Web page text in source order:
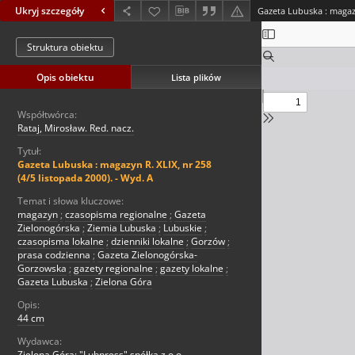
Ukryj szczegóły
Struktura obiektu
Opis obiektu Lista plików
Współtwórca:
Rataj, Mirosław. Red. nacz.
Tytuł:
Gazeta Lubuska : magazyn R. XLIX, nr 258
(4/5 listopada 2000). - Wyd. A
Temat i słowa kluczowe:
magazyn ; czasopisma regionalne ; Gazeta
Zielonogórska ; Ziemia Lubuska ; Lubuskie ;
czasopisma lokalne ; dzienniki lokalne ; Gorzów ;
prasa codzienna ; Gazeta Zielonogórska-
Gorzowska ; gazety regionalne ; gazety lokalne ;
Gazeta Lubuska ; Zielona Góra
Opis:
44 cm
Wydawca: